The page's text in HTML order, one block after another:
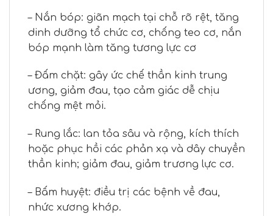
– Nắn bóp: giãn mạch tại chỗ rõ rệt, tăng
dinh dưỡng tổ chức cơ, chống teo cơ, nắn
bóp mạnh làm tăng tương lực cơ
– Đấm chặt: gây ức chế thần kinh trung
ương, giảm đau, tạo cảm giác dễ chịu
chống mệt mỏi.
– Rung lắc: lan tỏa sâu và rộng, kích thích
hoặc phục hồi các phản xạ và dây chuyền
thần kinh; giảm đau, giảm trương lực cơ.
– Bấm huyệt: điều trị các bệnh về đau,
nhức xương khớp.